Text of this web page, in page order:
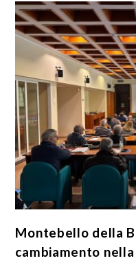
Montebello della
cambiamento